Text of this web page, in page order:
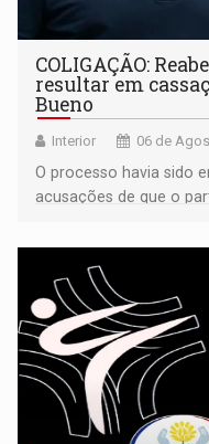
COLIGAÇÃO:
resultar em
Bueno
Interior 06 de
O processo havia sido
acusações de que o